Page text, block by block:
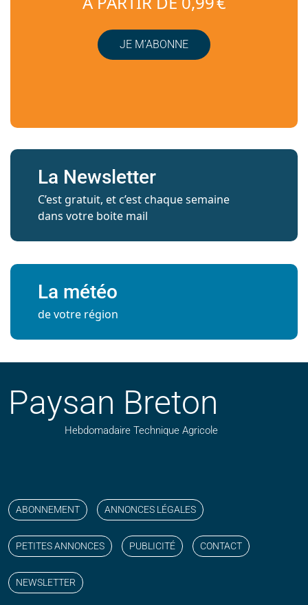
JE M’ABONNE
La Newsletter
C’est gratuit, et c’est chaque semaine
dans votre boite mail
La météo
de votre région
Paysan Breton
Hebdomadaire Technique Agricole
ABONNEMENT ANNONCES LÉGALES
PETITES ANNONCES PUBLICITÉ CONTACT
NEWSLETTER